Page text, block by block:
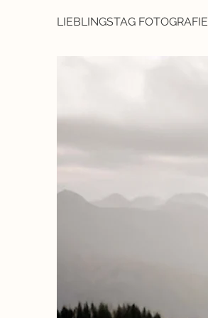
LIEBLINGSTAG FOTOGRAFIE